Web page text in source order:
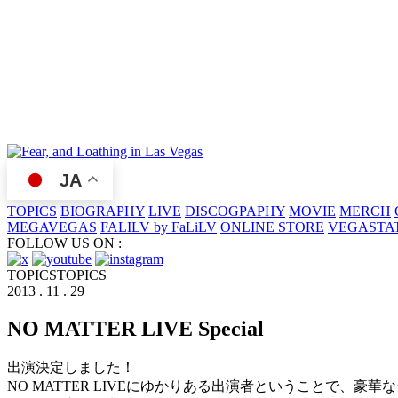
JA
TOPICS BIOGRAPHY LIVE DISCOGPAPHY MOVIE MERCH
MEGAVEGAS FALILV by FaLiLV ONLINE STORE
FOLLOW US ON :
TOPICSTOPICS
2013 . 11 . 29
NO MATTER LIVE Special
出演決定しました！
NO MATTER LIVEにゆかりある出演者ということで、豪華な